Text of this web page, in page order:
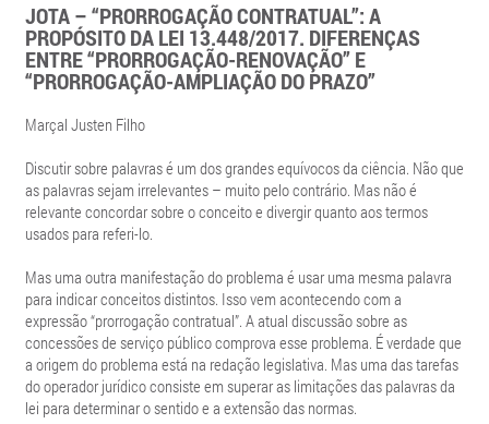
JOTA – “PRORROGAÇÃO CONTRATUAL”: A
PROPÓSITO DA LEI 13.448/2017. DIFERENÇAS
ENTRE “PRORROGAÇÃO-RENOVAÇÃO” E
“PRORROGAÇÃO-AMPLIAÇÃO DO PRAZO”
Marçal Justen Filho
Discutir sobre palavras é um dos grandes equívocos da ciência. Não que
as palavras sejam irrelevantes – muito pelo contrário. Mas não é
relevante concordar sobre o conceito e divergir quanto aos termos
usados para referi-lo.
Mas uma outra manifestação do problema é usar uma mesma palavra
para indicar conceitos distintos. Isso vem acontecendo com a
expressão “prorrogação contratual”. A atual discussão sobre as
concessões de serviço público comprova esse problema. É verdade que
a origem do problema está na redação legislativa. Mas uma das tarefas
do operador jurídico consiste em superar as limitações das palavras da
lei para determinar o sentido e a extensão das normas.